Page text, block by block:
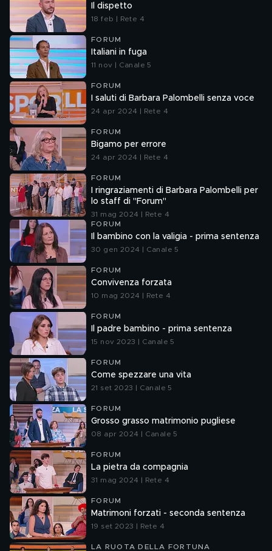
Il dispetto
18 feb | Rete 4
FORUM
Italiani in fuga
11 nov | Canale 5
FORUM
I saluti di Barbara Palombelli senza voce
24 apr 2024 | Rete 4
FORUM
Bigamo per errore
24 apr 2024 | Rete 4
FORUM
I ringraziamenti di Barbara Palombelli per
lo staff di "Forum"
31 mag 2024 | Rete 4
FORUM
Il bambino con la valigia - prima sentenza
30 gen 2024 | Canale 5
FORUM
Convivenza forzata
10 mag 2024 | Rete 4
FORUM
Il padre bambino - prima sentenza
15 nov 2023 | Canale 5
FORUM
Come spezzare una vita
21 set 2023 | Canale 5
FORUM
Grosso grasso matrimonio pugliese
08 apr 2024 | Canale 5
FORUM
La pietra da compagnia
31 mag 2024 | Rete 4
FORUM
Matrimoni forzati - seconda sentenza
19 set 2023 | Rete 4
LA RUOTA DELLA FORTUNA